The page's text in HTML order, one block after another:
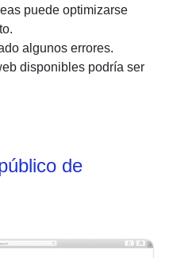
puede optimizarse
algunos errores.
disponibles podría ser
de